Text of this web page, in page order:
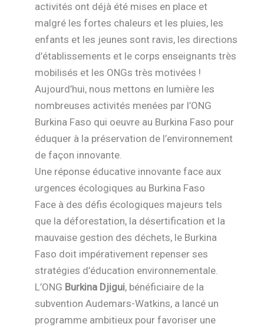
activités ont déjà été mises en place et
malgré les fortes chaleurs et les pluies, les
enfants et les jeunes sont ravis, les directions
d’établissements et le corps enseignants très
mobilisés et les ONGs très motivées !
Aujourd’hui, nous mettons en lumière les
nombreuses activités menées par l’ONG
Burkina Faso qui oeuvre au Burkina Faso pour
éduquer à la préservation de l’environnement
de façon innovante.
Une réponse éducative innovante face aux
urgences écologiques au Burkina Faso
Face à des défis écologiques majeurs tels
que la déforestation, la désertification et la
mauvaise gestion des déchets, le Burkina
Faso doit impérativement repenser ses
stratégies d’éducation environnementale.
L’ONG Burkina Djigui, bénéficiaire de la
subvention Audemars-Watkins, a lancé un
programme ambitieux pour favoriser une